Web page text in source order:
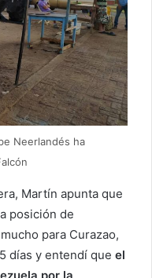
Neerlandés ha
Martín apunta que
posición de
para Curazao,
días y entendí que el